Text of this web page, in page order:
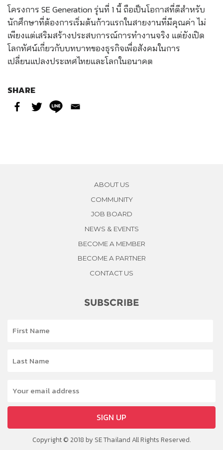
โครงการ SE Generation รุ่นที่ 1 นี้ ถือเป็นโอกาสที่ดีสำหรับ
นักศึกษาที่ต้องการเริ่มต้นก้าวแรกในสายงานที่มีคุณค่า ไม่
เพียงแต่เสริมสร้างประสบการณ์การทำงานจริง แต่ยังเปิด
โลกทัศน์เกี่ยวกับบทบาทของธุรกิจเพื่อสังคมในการ
เปลี่ยนแปลงประเทศไทยและโลกในอนาคต
SHARE
ABOUT US
COMMUNITY
JOB BOARD
NEWS & EVENTS
BECOME A MEMBER
BECOME A PARTNER
CONTACT US
SUBSCRIBE
SIGN UP
Copyright © 2018 by SE Thailand All Rights Reserved.